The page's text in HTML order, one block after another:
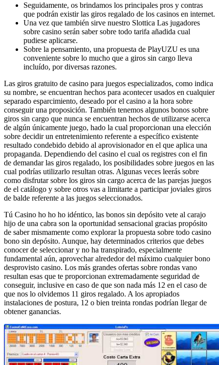
Seguidamente, os brindamos los principales pros y contras
que podrán existir las giros regalado de los casinos en internet.
Una vez que también sirve nuestro Slottica Las jugadores
sobre casino serán saber sobre todo tarifa añadida cual
pudiese aplicarse.
Sobre la pensamiento, una propuesta de PlayUZU es una
conveniente sobre lo mucho que a giros sin cargo lleva
incluído, por diversas razones.
Las giros gratuito de casino para juegos especializados, como indica
su nombre, se encuentran hechos para acontecer usados en cualquier
separado esparcimiento, deseado por el casino a la hora sobre
conseguir una proposición. También tenemos algunos bonos sobre
giros sin cargo que nunca se encuentran hechos de utilizarse acerca
de algún únicamente juego, hado la cual proporcionan una elección
sobre decidir un entretenimiento referente a específico existente
resultado condebido debido al aprovisionador en el que aplica una
propaganda. Dependiendo del casino el cual os registres con el fin
de demandar las giros regalado, los posibilidades sobre juegos en las
cual podrías utilizarlo resultan otras. Algunas veces leerás sobre
como disfrutar sobre los giros sin cargo acerca de las parejas juegos
de el catálogo y sobre otros vas a limitarte a participar joviales giros
de balde referente a las juegos seleccionados.
Tú Casino ho ho ho idéntico, las bonos sin depósito vete al carajo
hijo de una cabra son la oportunidad sensacional gracias propósito
de saber mismamente­ como explorar la propuesta sobre todo casino
bono sin depósito. Aunque, hay determinados criterios que debes
conocer de seleccionar y no ha transpirado, especialmente
fundamental aún, aprovechar alrededor del máximo cualquier bono
desprovisto casino. Los más grandes ofertas sobre rondas vano
resultan esas que te proporcionan extremadamente seguridad de
conseguir, inclusive en caso de que son nada más 12 en el caso de
que nos lo olvidemos 11 giros regalado. A los apropiados
instalaciones de postura, 12 o bien treinta rondas podrían llegar de
obtener ganancias.